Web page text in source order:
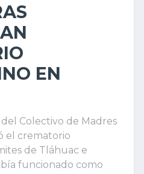
EN
Colectivo de Madres
el crematorio
de Tláhuac e
funcionado como